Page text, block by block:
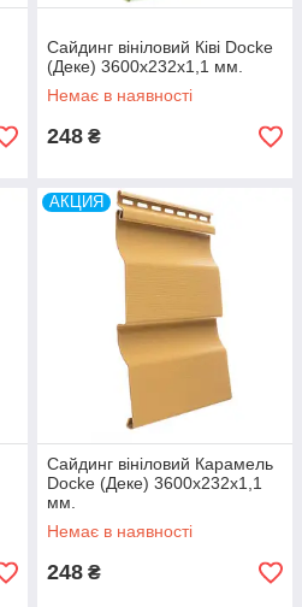
Сайдинг вініловий Ківі Docke
(Деке) 3600х232х1,1 мм.
Немає в наявності
248 ₴
АКЦИЯ
Сайдинг вініловий Карамель
Docke (Деке) 3600х232х1,1
мм.
Немає в наявності
248 ₴